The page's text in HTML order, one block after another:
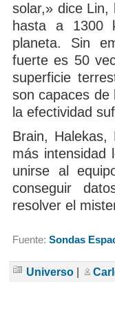
solar,» dice Lin,
hasta a 1300
planeta. Sin
fuerte es 50
superficie
son capaces de
la efectividad
Brain,
más intensidad
unirse al
conseguir
resolver el
Fuente: Sondas
Universo